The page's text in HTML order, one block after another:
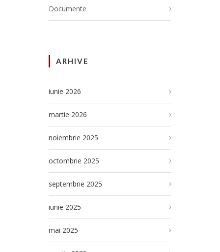
Documente
ARHIVE
iunie 2026
martie 2026
noiembrie 2025
octombrie 2025
septembrie 2025
iunie 2025
mai 2025